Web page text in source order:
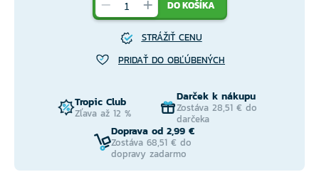
DO KOŠÍKA
STRÁŽIŤ CENU
PRIDAŤ DO OBĽÚBENÝCH
Tropic Club
Zľava až 12 %
Darček k nákupu
Zostáva 28,51 € do
darčeka
Doprava od 2,99 €
Zostáva 68,51 € do
dopravy zadarmo